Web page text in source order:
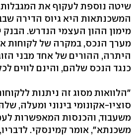
שיטה נוספת לעקוף את
המשכנתאות היא גיוס הדירה
מערך הנכס, במקרה של לקוחות
היתרה, ההורים של אחד מבני
כנגד הנכס שלהם, והינם לווים
"הלוואות מסוג זה ניתנות
סוציו-אקונומי בינוני ומעלה,
משעבוד, והכנסות המאפשרות
משכנתא‭,"‬ אומר קמינסקי.